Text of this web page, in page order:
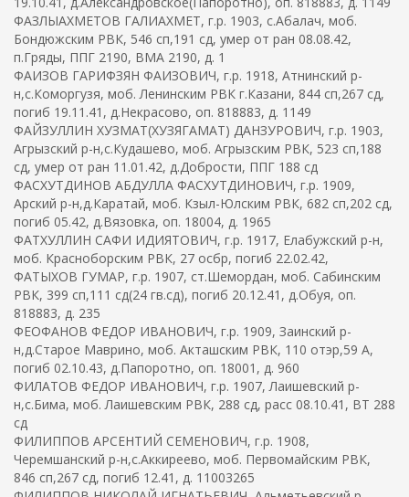
ФАЗЛЫАХМЕТОВ ГАЛИАХМЕТ, г.р. 1903, с.Абалач, моб.
Бондюжским РВК, 546 сп,191 сд, умер от ран 08.08.42,
п.Гряды, ППГ 2190, ВМА 2190, д. 1
ФАИЗОВ ГАРИФЗЯН ФАИЗОВИЧ, г.р. 1918, Атнинский р-
н,с.Коморгузя, моб. Ленинским РВК г.Казани, 844 сп,267 сд,
погиб 19.11.41, д.Некрасово, оп. 818883, д. 1149
ФАЙЗУЛЛИН ХУЗМАТ(ХУЗЯГАМАТ) ДАНЗУРОВИЧ, г.р. 1903,
Агрызский р-н,с.Кудашево, моб. Агрызским РВК, 523 сп,188
сд, умер от ран 11.01.42, д.Добрости, ППГ 188 сд
ФАСХУТДИНОВ АБДУЛЛА ФАСХУТДИНОВИЧ, г.р. 1909,
Арский р-н,д.Каратай, моб. Кзыл-Юлским РВК, 682 сп,202 сд,
погиб 05.42, д.Вязовка, оп. 18004, д. 1965
ФАТХУЛЛИН САФИ ИДИЯТОВИЧ, г.р. 1917, Елабужский р-н,
моб. Красноборским РВК, 27 осбр, погиб 22.02.42,
ФАТЫХОВ ГУМАР, г.р. 1907, ст.Шемордан, моб. Сабинским
РВК, 399 сп,111 сд(24 гв.сд), погиб 20.12.41, д.Обуя, оп.
818883, д. 235
ФЕОФАНОВ ФЕДОР ИВАНОВИЧ, г.р. 1909, Заинский р-
н,д.Старое Маврино, моб. Акташским РВК, 110 отэр,59 А,
погиб 02.10.43, д.Папоротно, оп. 18001, д. 960
ФИЛАТОВ ФЕДОР ИВАНОВИЧ, г.р. 1907, Лаишевский р-
н,с.Бима, моб. Лаишевским РВК, 288 сд, расс 08.10.41, ВТ 288
сд
ФИЛИППОВ АРСЕНТИЙ СЕМЕНОВИЧ, г.р. 1908,
Черемшанский р-н,с.Аккиреево, моб. Первомайским РВК,
846 сп,267 сд, погиб 12.41, д. 11003265